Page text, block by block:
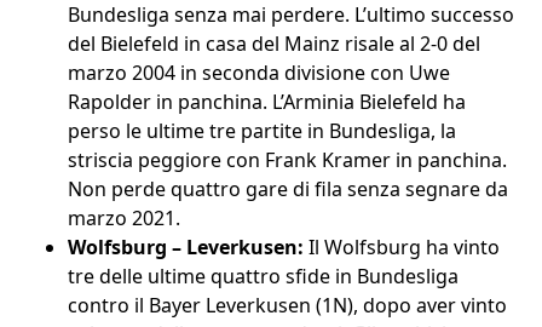
Bundesliga senza mai perdere. L’ultimo successo
del Bielefeld in casa del Mainz risale al 2-0 del
marzo 2004 in seconda divisione con Uwe
Rapolder in panchina. L’Arminia Bielefeld ha
perso le ultime tre partite in Bundesliga, la
striscia peggiore con Frank Kramer in panchina.
Non perde quattro gare di fila senza segnare da
marzo 2021.
Wolfsburg – Leverkusen: Il Wolfsburg ha vinto
tre delle ultime quattro sfide in Bundesliga
contro il Bayer Leverkusen (1N), dopo aver vinto